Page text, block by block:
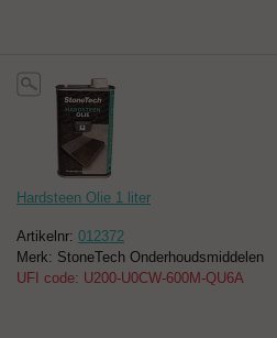
Hardsteen Olie 1 liter
Artikelnr: 012372
Merk: StoneTech Onderhoudsmiddelen
UFI code: U200-U0CW-600M-QU6A